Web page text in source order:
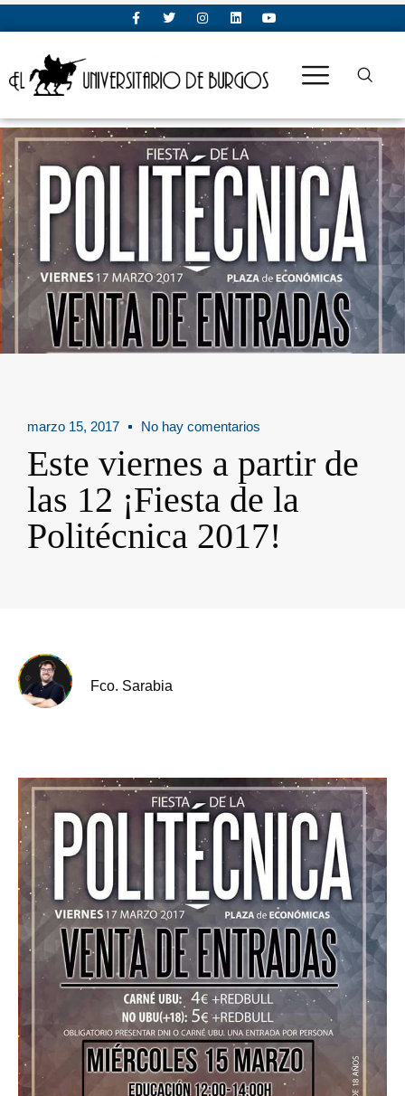
marzo 15, 2017 No hay comentarios
Este viernes a partir de
las 12 ¡Fiesta de la
Politécnica 2017!
Fco. Sarabia